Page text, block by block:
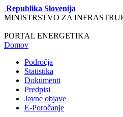
Republika Slovenija
MINISTRSTVO ZA
PORTAL ENERGETIKA
Domov
Področja
Statistika
Dokumenti
Predpisi
Javne objave
E-Poročanje